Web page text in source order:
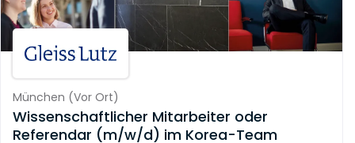
München (Vor Ort)
Wissenschaftlicher Mitarbeiter oder
Referendar (m/w/d) im Korea-Team